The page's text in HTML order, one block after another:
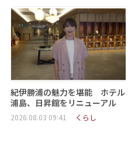
紀伊勝浦の魅力を堪能 ホテル
浦島、日昇館をリニューアル
2026.08.03 09:41 くらし